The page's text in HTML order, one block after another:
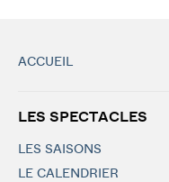
ACCUEIL
LES SPECTACLES
LES SAISONS
LE CALENDRIER